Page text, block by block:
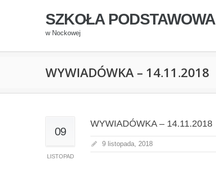
SZKOŁA PODSTAWOWA
w Nockowej
WYWIADÓWKA – 14.11.2018
09
LISTOPAD
WYWIADÓWKA – 14.11.2018
9 listopada, 2018